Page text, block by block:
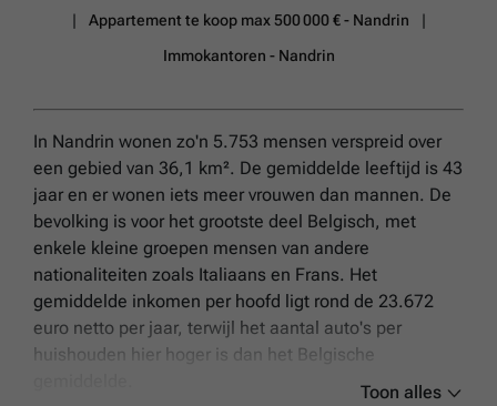
afvalruimte extra gemak bieden. De locatie in Hermalle-sous-Huy is
crèches en lokale winkels, waardoor dagelijkse benodigdheden
rustige ligging en uitgebreide faciliteiten. Met een EPC-score van A en
conform elektrische installaties is het vastgoed niet alleen
comfortabel, maar ook energiezuinig en klaar voor bewoning. Of u nu
een eerste woning zoekt, een investering of een comfortabele plek
voor uw gezin, deze eigendom biedt vele voordelen. Neem snel
contact op met uw lokale makelaar om een bezichtiging te regelen of
meer informatie te verkrijgen. Dit slimme aanbod in Engis wacht op
Meer weten?
Appartement te koop max 500 000 € - Nandrin
Immokantoren - Nandrin
In Nandrin wonen zo'n 5.753 mensen verspreid over
een gebied van 36,1 km². De gemiddelde leeftijd is 43
jaar en er wonen iets meer vrouwen dan mannen. De
bevolking is voor het grootste deel Belgisch, met
enkele kleine groepen mensen van andere
nationaliteiten zoals Italiaans en Frans. Het
gemiddelde inkomen per hoofd ligt rond de 23.672
euro netto per jaar, terwijl het aantal auto's per
huishouden hier hoger is dan het Belgische
Toon alles